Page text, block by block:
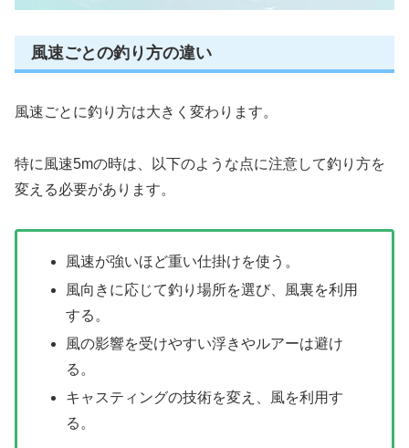
風速ごとの釣り方の違い
風速ごとに釣り方は大きく変わります。
特に風速5mの時は、以下のような点に注意して釣り方を
変える必要があります。
風速が強いほど重い仕掛けを使う。
風向きに応じて釣り場所を選び、風裏を利用
する。
風の影響を受けやすい浮きやルアーは避け
る。
キャスティングの技術を変え、風を利用す
る。